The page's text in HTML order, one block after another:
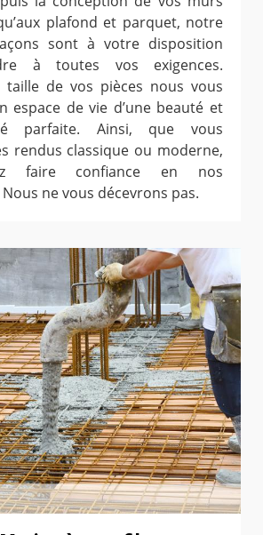
plafond et parquet, notre
sont à votre disposition
à toutes vos exigences.
taille de vos pièces nous vous
espace de vie d’une beauté et
parfaite. Ainsi, que vous
rendus classique ou moderne,
faire confiance en nos
ne vous décevrons pas.